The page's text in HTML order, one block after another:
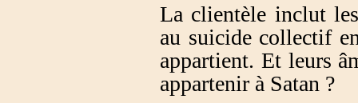
La clientèle inclut
au suicide collectif
appartient. Et leurs
appartenir à Satan ?